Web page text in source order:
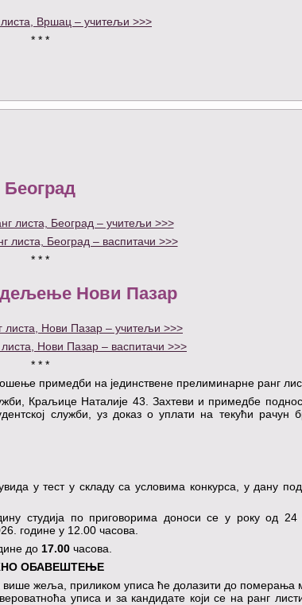
листа, Вршац – учитељи >>>
* * *
Београд
листа, Београд – учитељи >>>
листа, Београд – васпитачи >>>
* * *
Нови Пазар
листа, Нови Пазар – учитељи >>>
Нови Пазар – васпитачи >>>
* * *
примедби на јединствене прелиминарне ранг
Краљице Наталије 43. Захтеви и примедбе
служби, уз доказ о уплати на текући рачун
у тест у складу са условима конкурса, у дану
студија по приговорима доноси се у року од 24
године у 12.00 часова.
до 17.00 часова.
ОБАВЕШТЕЊЕ
више жеља, приликом уписа ће долазити до померања
уписа и за кандидате који се на ранг